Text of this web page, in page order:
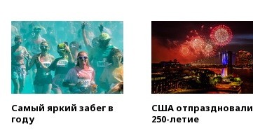
Самый яркий забег в
году
США отпраздновали
250-летие